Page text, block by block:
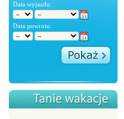
Data wyjazdu:
Data powrotu: